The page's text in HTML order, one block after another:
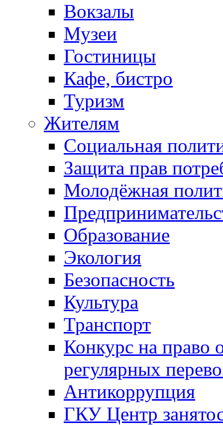
Вокзалы
Музеи
Гостиницы
Кафе, бистро
Туризм
Жителям
Социальная
Защита прав
Молодёжная
Образование
Экология
Безопасность
Культура
Транспорт
Конкурс на право
регулярных
Антикоррупция
ГКУ Центр